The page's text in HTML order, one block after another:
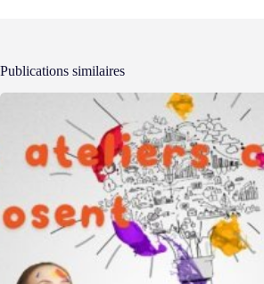
Publications similaires